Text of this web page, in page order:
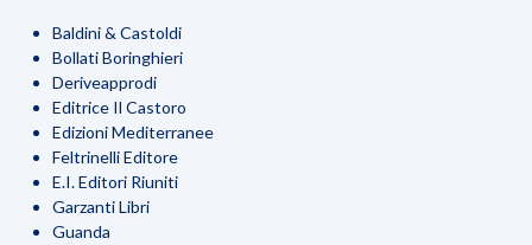
Baldini & Castoldi
Bollati Boringhieri
Deriveapprodi
Editrice Il Castoro
Edizioni Mediterranee
Feltrinelli Editore
E.I. Editori Riuniti
Garzanti Libri
Guanda